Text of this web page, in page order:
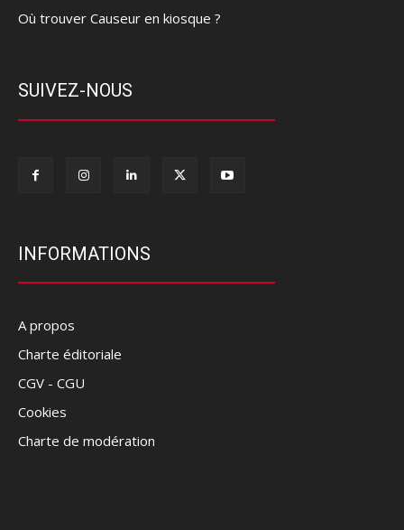
Où trouver Causeur en kiosque ?
SUIVEZ-NOUS
INFORMATIONS
A propos
Charte éditoriale
CGV - CGU
Cookies
Charte de modération